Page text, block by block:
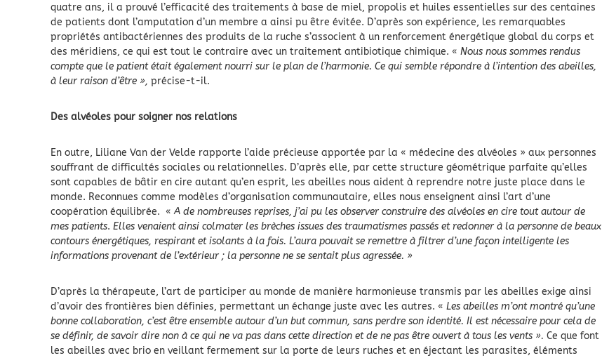
quatre ans, il a prouvé l’efficacité des traitements à base de miel, propolis et huiles essentielles sur des centaines
de patients dont l’amputation d’un membre a ainsi pu être évitée. D’après son expérience, les remarquables
propriétés antibactériennes des produits de la ruche s’associent à un renforcement énergétique global du corps et
des méridiens, ce qui est tout le contraire avec un traitement antibiotique chimique. « Nous nous sommes rendus
compte que le patient était également nourri sur le plan de l’harmonie. Ce qui semble répondre à l’intention des abeilles,
à leur raison d’être », précise-t-il.
Des alvéoles pour soigner nos relations
En outre, Liliane Van der Velde rapporte l’aide précieuse apportée par la « médecine des alvéoles » aux personnes
souffrant de difficultés sociales ou relationnelles. D’après elle, par cette structure géométrique parfaite qu’elles
sont capables de bâtir en cire autant qu’en esprit, les abeilles nous aident à reprendre notre juste place dans le
monde. Reconnues comme modèles d’organisation communautaire, elles nous enseignent ainsi l’art d’une
coopération équilibrée. «A de nombreuses reprises, j’ai pu les observer construire des alvéoles en cire tout autour de
mes patients. Elles venaient ainsi colmater les brèches issues des traumatismes passés et redonner à la personne de beaux
contours énergétiques, respirant et isolants à la fois. L’aura pouvait se remettre à filtrer d’une façon intelligente les
informations provenant de l’extérieur ; la personne ne se sentait plus agressée. »
D’après la thérapeute, l’art de participer au monde de manière harmonieuse transmis par les abeilles exige ainsi
d’avoir des frontières bien définies, permettant un échange juste avec les autres. « Les abeilles m’ont montré qu’une
bonne collaboration, c’est être ensemble autour d’un but commun, sans perdre son identité. Il est nécessaire pour cela de
se définir, de savoir dire non à ce qui ne va pas dans cette direction et de ne pas être ouvert à tous les vents ». Ce que font
les abeilles avec brio en veillant fermement sur la porte de leurs ruches et en éjectant les parasites, éléments